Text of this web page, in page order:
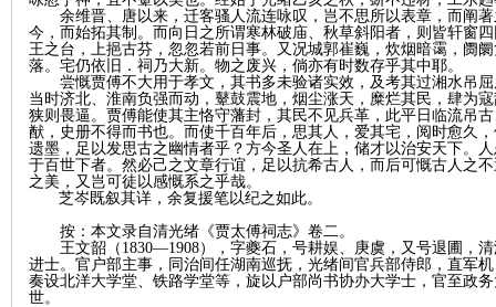
余维晋、唐以来，迁客骚人流连咏叹，岂不思所以表章，而阐
今，而始拓其制。而向日之所谓寒林破庙、秋草斜阳者，则皆轩窗
王之台，上挹古芬，忽忽若前日事。又况城郭崔巍，炊烟暗霭， 阓阛
落。宅仍依旧．祠乃大新。物之废兴，倘亦有时数存乎其中耶。
尝慨贾傅不大用于孝文，其书多未验诸实效，及考其过湘水吊
当时济北、淮南负强而动，鼙鼓震地，烟尘涨天，糜烂其民，肆为
狭则畏逼。贾傅能使其主恪守藩封，其民不见兵革，此平日临流吊
猷，史册不得而书也。而使千百年后，思其人，爱其宅，阅时愈久
遗墨，足以发思古之幽情者乎？方今圣人在上，储才以治安天下。
于百世下者。然必己之文章行谊，足以抗希古人，而后可慨古人之
之美，又岂可徒以感慨系之乎哉。
芝岑既叙其详，余复援笔以纪之如此。
按：本文录自清光绪《贾太傅祠志》卷二。
王文韶（ 1830—1908），字夔石，号耕娱、庚虞，又号退圃，
进士。官户部主事，同治间任湖南巡抚，光绪间官兵部侍郎，直军
奏设北洋大学堂、铁路学堂等，旋以户部尚书协办大学士，官至政
世。